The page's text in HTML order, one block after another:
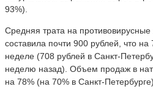
93%).
Средняя трата на противовирусные
составила почти 900 рублей, что
неделе (708 рублей в Санкт-
неделю назад). Объем продаж в
на 78% (на 70% в Санкт-Петербурге).